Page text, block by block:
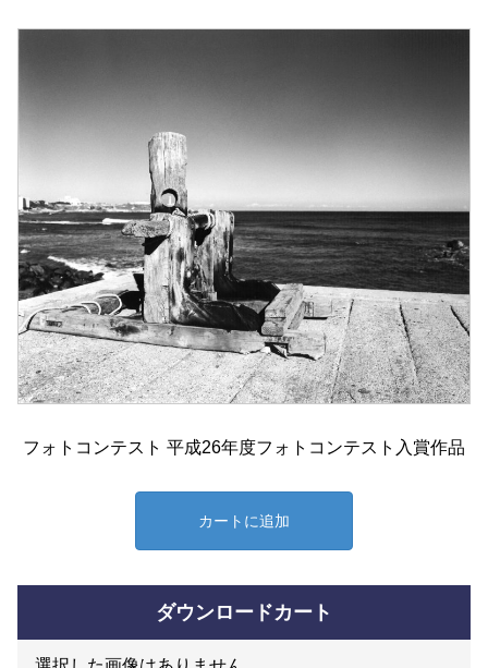
フォトコンテスト 平成26年度フォトコンテスト入賞作品
カートに追加
ダウンロードカート